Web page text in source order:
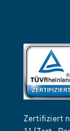
Zertifiziert